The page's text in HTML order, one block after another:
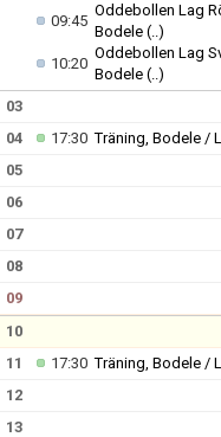
09:45
Oddebollen Lag
Bodele (..)
10:20
Oddebollen Lag
Bodele (..)
03
04
17:30Träning, Bodele /
05
06
07
08
09
10
11
17:30Träning, Bodele /
12
13